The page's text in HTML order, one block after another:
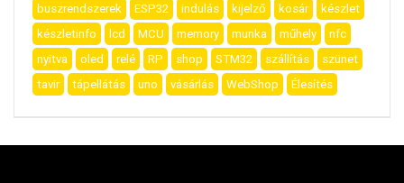
buszrendszerek ESP32 indulás kijelző kosár
készlet
készletinfo
lcd MCU memory munka műhely
nfc
nyitva
oled relé RP shop STM32 szállítás
szünet
tavir
tápellátás uno vásárlás WebShop Élesítés